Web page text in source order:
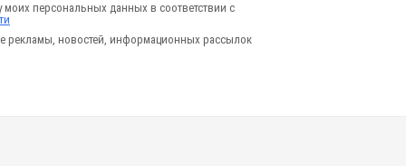
моих персональных данных в соответствии с
рекламы, новостей, информационных рассылок